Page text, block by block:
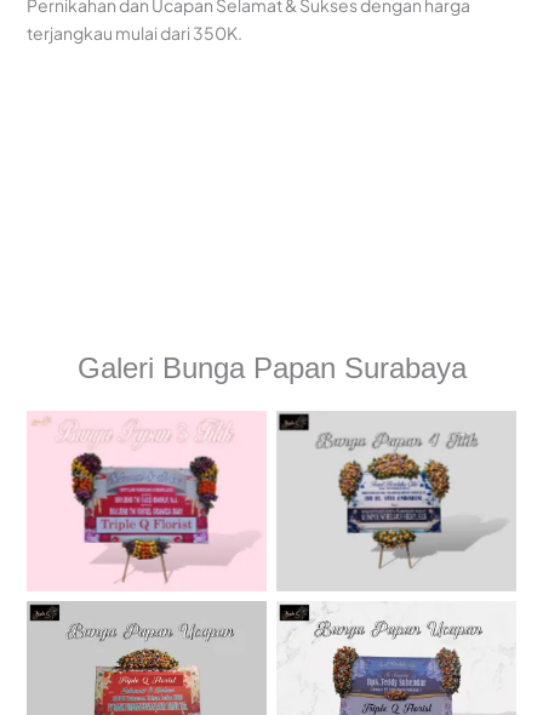
Pernikahan dan Ucapan Selamat & Sukses dengan harga
terjangkau mulai dari 350K.
Galeri Bunga Papan Surabaya
Karangan Bunga Papan
Surabaya
Karangan Bunga Papan
Surabaya
Karangan Bunga Papan
Surabaya
Karangan Bunga Papan
Surabaya